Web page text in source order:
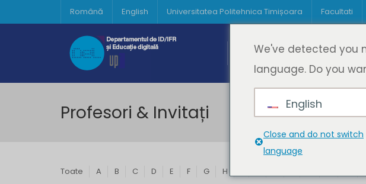
Română English Universitatea Politehnica Timișoara Facultati
Acasă Despre
Cine suntem
Profesori & Invitați
Toate A B C D E F G H
We've detected you
language. Do you
English
Close and do not switch
language